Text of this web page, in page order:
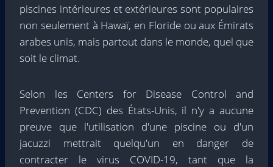
piscines intérieures et extérieures sont populaires
non seulement à Hawaï, en Floride ou aux Émirats
arabes unis, mais partout dans le monde, quel que
soit le climat.
Selon les Centers for Disease Control and
Prevention (CDC) des États-Unis, il n'y a aucune
preuve que l'utilisation d'une piscine ou d'un
jacuzzi mettrait quelqu'un en danger de
contracter le virus COVID-19, tant que la